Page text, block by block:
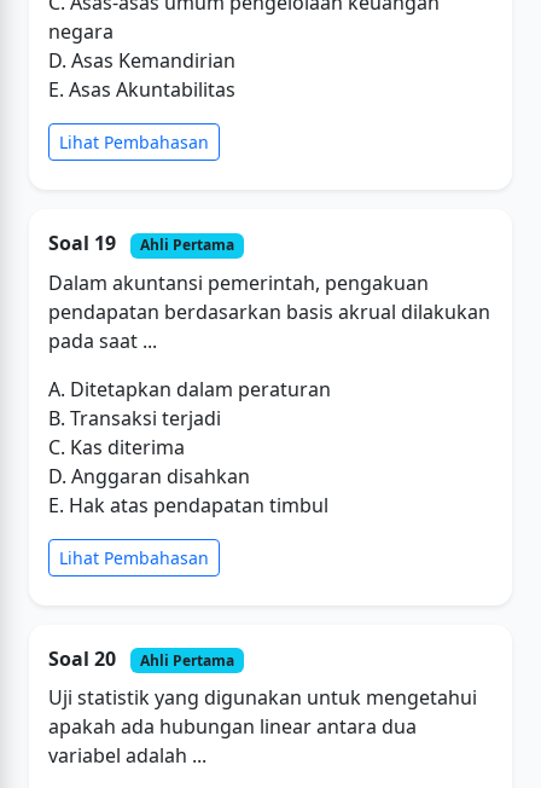
negara
D. Asas Kemandirian
E. Asas Akuntabilitas
Lihat Pembahasan
Soal 19 Ahli Pertama
Dalam akuntansi pemerintah, pengakuan
pendapatan berdasarkan basis akrual dilakukan
pada saat ...
A. Ditetapkan dalam peraturan
B. Transaksi terjadi
C. Kas diterima
D. Anggaran disahkan
E. Hak atas pendapatan timbul
Lihat Pembahasan
Soal 20 Ahli Pertama
Uji statistik yang digunakan untuk mengetahui
apakah ada hubungan linear antara dua
variabel adalah ...